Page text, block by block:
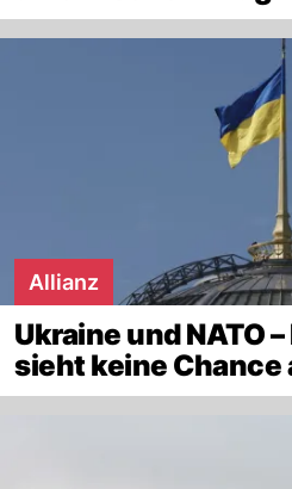
Allianz
Ukraine und NATO
sieht keine